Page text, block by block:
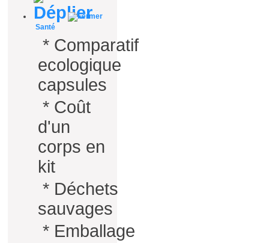
Santé
* Comparatif
ecologique
capsules
* Coût
d'un
corps en
kit
* Déchets
sauvages
* Emballage